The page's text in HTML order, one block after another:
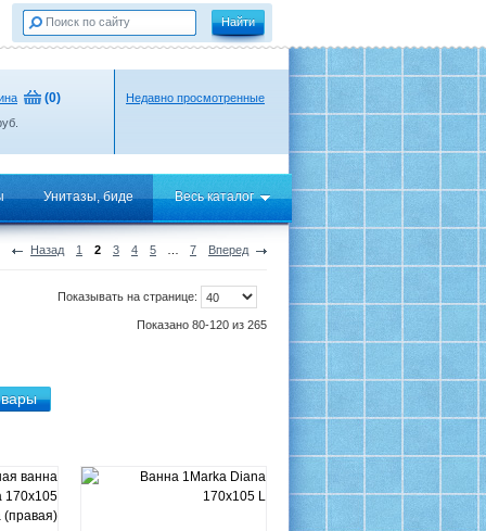
(0) Недавно просмотренные
Унитазы, биде Весь каталог
Назад 1 2 3 4 5 7 Вперед
Показывать на странице:
Показано 80-120 из 265